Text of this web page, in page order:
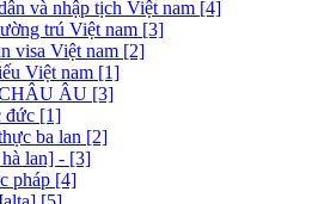
và nhập tịch Việt nam [4]
trú Việt nam [3]
visa Việt nam [2]
Việt nam [1]
ÂU [3]
đức [1]
ba lan [2]
lan] - [3]
pháp [4]